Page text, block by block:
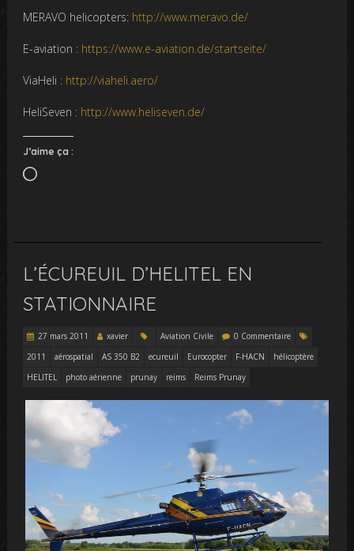
MERAVO helicopters: http://www.meravo.de/
E-aviation : https://www.e-aviation.de/startseite/
ViaHeli : http://viaheli.aero/
HeliSeven : http://www.heliseven.de/
J’aime ça :
Chargement…
L’ÉCUREUIL D’HELITEL EN
STATIONNAIRE
27 mars 2011 xavier Aviation Civile
0 Commentaire
2011
aérospatial AS 350 B2 ecureuil Eurocopter F-HACN
hélicoptère
HELITEL
photo aérienne prunay reims Reims Prunay